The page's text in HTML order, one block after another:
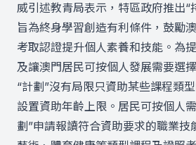
威引述教青局表示，特區政府推出“
旨為終身學習創造有利條件，鼓勵
考取認證提升個人素養和技能。為
及讓澳門居民可按個人發展需要選
“計劃”沒有局限只資助某些課程類
設置資助年齡上限。居民可按個人
劃”申請報讀符合資助要求的職業技